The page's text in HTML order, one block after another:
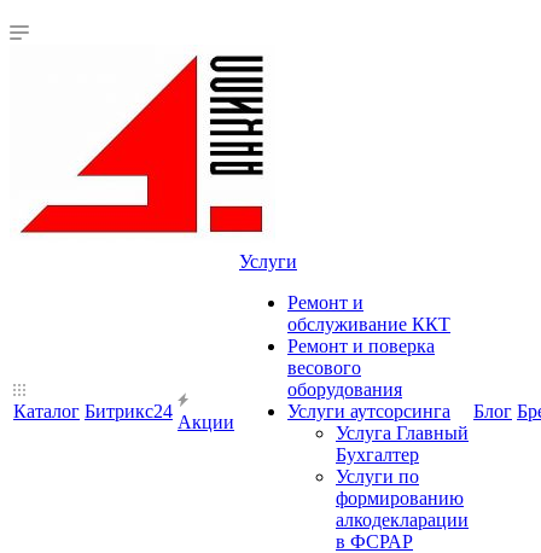
Каталог Битрикс24
Акции
Услуги
Ремонт и
обслуживание ККТ
Ремонт и поверка
весового
оборудования
Услуги аутсорсинга
Услуга Главный
Бухгалтер
Услуги по
формированию
алкодекларации
в ФСРАР
Блог